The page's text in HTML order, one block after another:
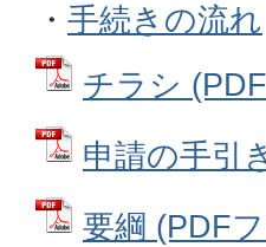
・ 手続きの流れ
チラシ
申請の手引
要綱 (PDF